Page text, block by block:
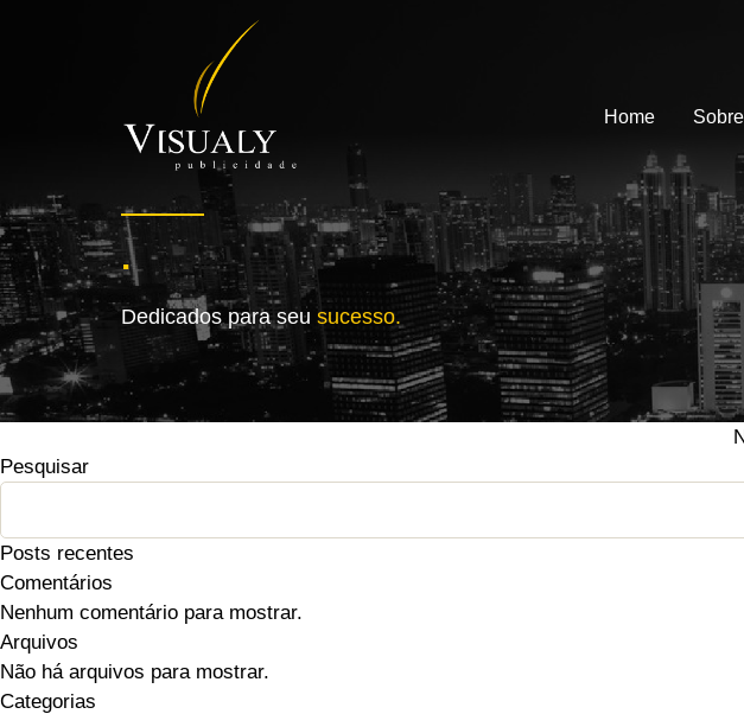
Home Sobre
.
Dedicados para seu sucesso.
Pesquisar
Posts recentes
Comentários
Nenhum comentário para mostrar.
Arquivos
Não há arquivos para mostrar.
Categorias